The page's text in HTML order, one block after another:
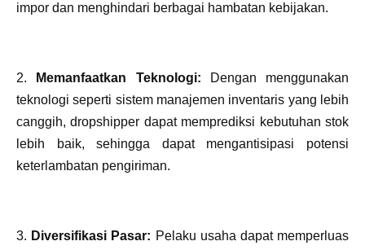
impor dan menghindari berbagai hambatan kebijakan.
2. Memanfaatkan Teknologi: Dengan menggunakan
teknologi seperti sistem manajemen inventaris yang lebih
canggih, dropshipper dapat memprediksi kebutuhan stok
lebih baik, sehingga dapat mengantisipasi potensi
keterlambatan pengiriman.
3. Diversifikasi Pasar: Pelaku usaha dapat memperluas